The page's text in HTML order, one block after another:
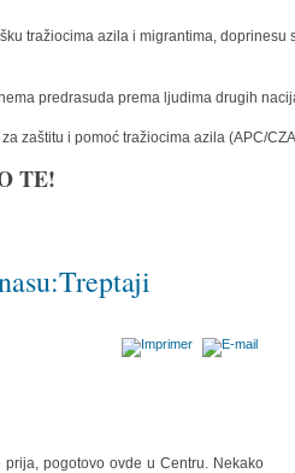
tražiocima azila i migrantima, doprinesu
predrasuda prema ljudima drugih
zaštitu i pomoć tražiocima azila (APC/
TE!
pogotovo ovde u Centru. Nekako